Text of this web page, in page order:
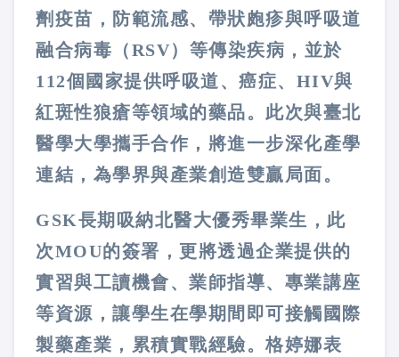
劑疫苗，防範流感、帶狀皰疹與呼吸道
融合病毒（RSV）等傳染疾病，並於
112個國家提供呼吸道、癌症、HIV與
紅斑性狼瘡等領域的藥品。此次與臺北
醫學大學攜手合作，將進一步深化產學
連結，為學界與產業創造雙贏局面。
GSK長期吸納北醫大優秀畢業生，此
次MOU的簽署，更將透過企業提供的
實習與工讀機會、業師指導、專業講座
等資源，讓學生在學期間即可接觸國際
製藥產業，累積實戰經驗。格婷娜表